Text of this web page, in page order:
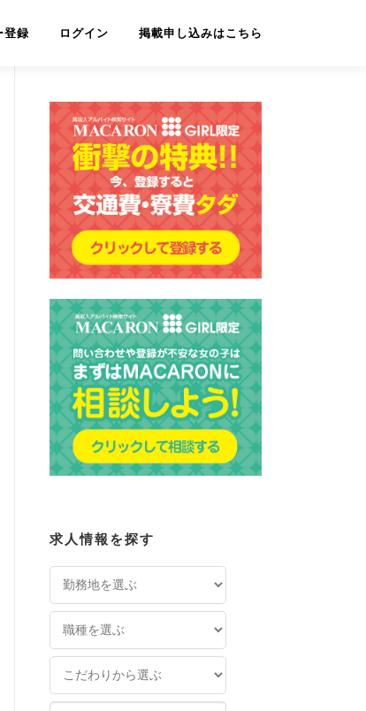
登録 ログイン 掲載申し込みはこちら
求人情報を探す